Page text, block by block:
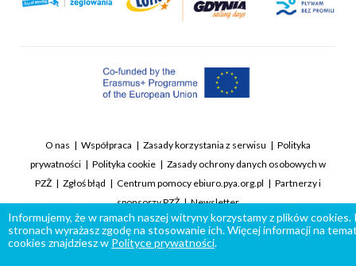
Informujemy, że w ramach naszej witryny korzystamy z plików cookies.
stronach wyrażasz zgodę na stosowanie ich. Więcej informacji na
cookies znajdziesz w Polityce prywatności.
O nas Współpraca Zasady korzystania z serwisu
Polityka
prywatności
Polityka cookie
Zasady ochrony danych osobowych w
PZŻ
Zgłoś błąd Centrum pomocy ebiuro.pya.org.pl
Partnerzy i
sponsorzy PZŻ
Newsletter